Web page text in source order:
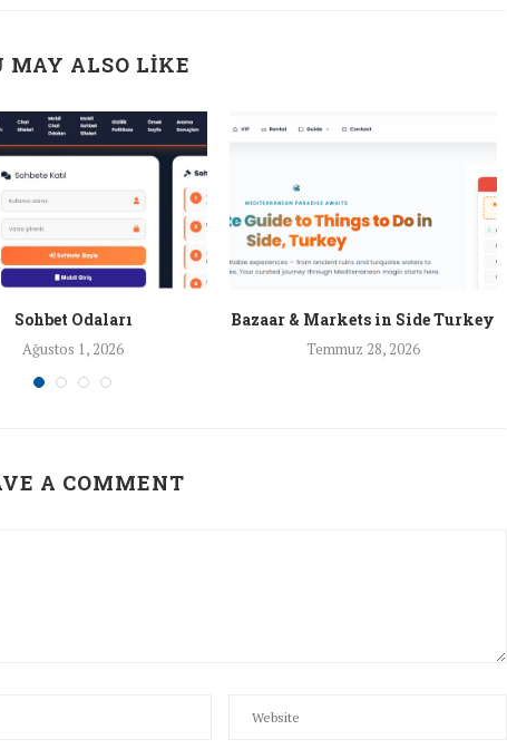
MAY ALSO LIKE
Sohbet Odaları
Ağustos 1, 2026
Bazaar & Markets in Side Turkey
Temmuz 28, 2026
A COMMENT